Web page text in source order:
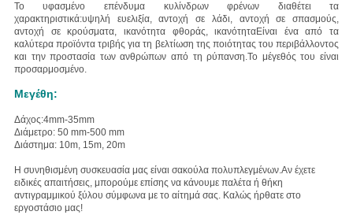
Το υφασμένο επένδυμα κυλίνδρων φρένων διαθέτει τα
χαρακτηριστικά:υψηλή ευελιξία, αντοχή σε λάδι, αντοχή σε σπασμούς,
αντοχή σε κρούσματα, ικανότητα φθοράς, ικανότηταΕίναι ένα από τα
καλύτερα προϊόντα τριβής για τη βελτίωση της ποιότητας του περιβάλλοντος
και την προστασία των ανθρώπων από τη ρύπανση.Το μέγεθός του είναι
προσαρμοσμένο.
Μεγέθη:
Δάχος:4mm-35mm
Διάμετρο: 50 mm-500 mm
Διάστημα: 10m, 15m, 20m
Η συνηθισμένη συσκευασία μας είναι σακούλα πολυπλεγμένων.Αν έχετε
ειδικές απαιτήσεις, μπορούμε επίσης να κάνουμε παλέτα ή θήκη
αντιγραμμικού ξύλου σύμφωνα με το αίτημά σας. Καλώς ήρθατε στο
εργοστάσιο μας!